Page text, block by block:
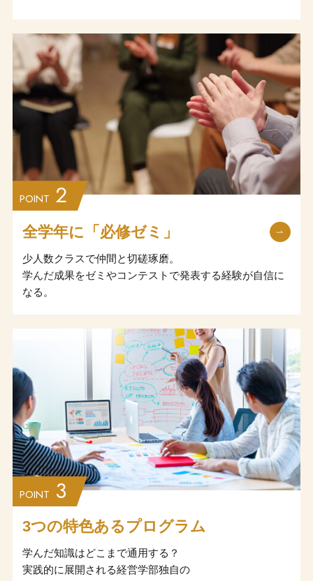
POINT 2
全学年に「必修ゼミ」
少人数クラスで仲間と切磋琢磨。
学んだ成果をゼミやコンテストで発表する経験が自信に
なる。
POINT 3
3つの特色あるプログラム
学んだ知識はどこまで通用する？
実践的に展開される経営学部独自の